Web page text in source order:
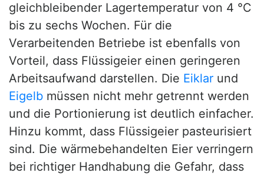
gleichbleibender Lagertemperatur von 4 °C
bis zu sechs Wochen. Für die
Verarbeitenden Betriebe ist ebenfalls von
Vorteil, dass Flüssigeier einen geringeren
Arbeitsaufwand darstellen. Die Eiklar und
Eigelb müssen nicht mehr getrennt werden
und die Portionierung ist deutlich einfacher.
Hinzu kommt, dass Flüssigeier pasteurisiert
sind. Die wärmebehandelten Eier verringern
bei richtiger Handhabung die Gefahr, dass